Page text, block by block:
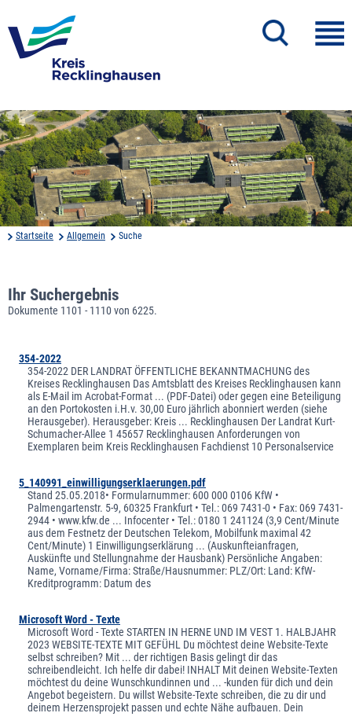
Startseite Allgemein Suche
Ihr Suchergebnis
Dokumente 1101 - 1110 von 6225.
354-2022
354-2022 DER LANDRAT ÖFFENTLICHE BEKANNTMACHUNG des
Kreises Recklinghausen Das Amtsblatt des Kreises Recklinghausen kann
als E-Mail im Acrobat-Format ... (PDF-Datei) oder gegen eine Beteiligung
an den Portokosten i.H.v. 30,00 Euro jährlich abonniert werden (siehe
Herausgeber). Herausgeber: Kreis ... Recklinghausen Der Landrat Kurt-
Schumacher-Allee 1 45657 Recklinghausen Anforderungen von
Exemplaren beim Kreis Recklinghausen Fachdienst 10 Personalservice
5_140991_einwilligungserklaerungen.pdf
Stand 25.05.2018• Formularnummer: 600 000 0106 KfW •
Palmengartenstr. 5-9, 60325 Frankfurt • Tel.: 069 7431-0 • Fax: 069 7431-
2944 • www.kfw.de ... Infocenter • Tel.: 0180 1 241124 (3,9 Cent/Minute
aus dem Festnetz der Deutschen Telekom, Mobilfunk maximal 42
Cent/Minute) 1 Einwilligungserklärung ... (Auskunfteianfragen,
Auskünfte und Stellungnahme der Hausbank) Persönliche Angaben:
Name, Vorname/Firma: Straße/Hausnummer: PLZ/Ort: Land: KfW-
Kreditprogramm: Datum des
Microsoft Word - Texte
Microsoft Word - Texte STARTEN IN HERNE UND IM VEST 1. HALBJAHR
2023 WEBSITE-TEXTE MIT GEFÜHL Du möchtest deine Website-Texte
selbst schreiben? Mit ... der richtigen Basis gelingt dir das
schreibendleicht. Ich helfe dir dabei! INHALT Mit deinen Website-Texten
möchtest du deine Wunschkundinnen und ... -kunden für dich und dein
Angebot begeistern. Du willst Website-Texte schreiben, die zu dir und
deinem Herzensprojekt passen und echte Nähe aufbauen. Dein